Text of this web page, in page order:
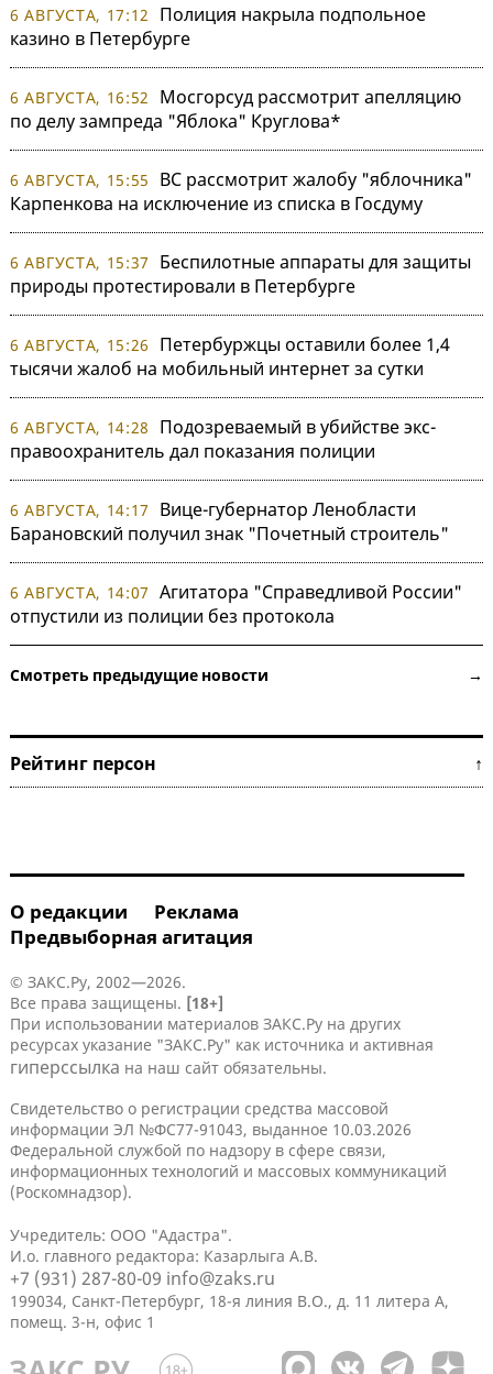
6 АВГУСТА, 17:12
Полиция накрыла подпольное
казино в Петербурге
6 АВГУСТА, 16:52
Мосгорсуд рассмотрит апелляцию
по делу зампреда "Яблока" Круглова*
6 АВГУСТА, 15:55
ВС рассмотрит жалобу "яблочника"
Карпенкова на исключение из списка в Госдуму
6 АВГУСТА, 15:37
Беспилотные аппараты для защиты
природы протестировали в Петербурге
6 АВГУСТА, 15:26
Петербуржцы оставили более 1,4
тысячи жалоб на мобильный интернет за сутки
6 АВГУСТА, 14:28
Подозреваемый в убийстве экс-
правоохранитель дал показания полиции
6 АВГУСТА, 14:17
Вице-губернатор Ленобласти
Барановский получил знак "Почетный строитель"
6 АВГУСТА, 14:07 Агитатора "Справедливой России"
отпустили из полиции без протокола
Смотреть предыдущие новости →
Рейтинг персон ↑
О редакции
Реклама
Предвыборная агитация
© ЗАКС.Ру, 2002—2026.
Все права защищены. [18+]
При использовании материалов ЗАКС.Ру на других
ресурсах указание "ЗАКС.Ру" как источника и активная
гиперссылка на наш сайт обязательны.
Свидетельство о регистрации средства массовой
информации ЭЛ №ФС77-91043, выданное 10.03.2026
Федеральной службой по надзору в сфере связи,
информационных технологий и массовых коммуникаций
(Роскомнадзор).
Учредитель: ООО "Адастра".
И.о. главного редактора: Казарлыга А.В.
+7 (931) 287-80-09 info@zaks.ru
199034, Санкт-Петербург, 18-я линия В.О., д. 11 литера А,
помещ. 3-н, офис 1